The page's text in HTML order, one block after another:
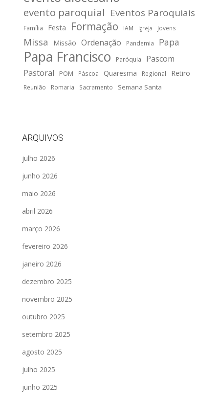
evento paroquial Eventos Paroquiais
Família Festa Formação IAM Igreja Jovens
Missa Missão Ordenação Pandemia Papa
Papa Francisco Paróquia
Pascom
Pastoral
POM Páscoa Quaresma Regional Retiro
Reunião Romaria Sacramento Semana Santa
ARQUIVOS
julho 2026
junho 2026
maio 2026
abril 2026
março 2026
fevereiro 2026
janeiro 2026
dezembro 2025
novembro 2025
outubro 2025
setembro 2025
agosto 2025
julho 2025
junho 2025